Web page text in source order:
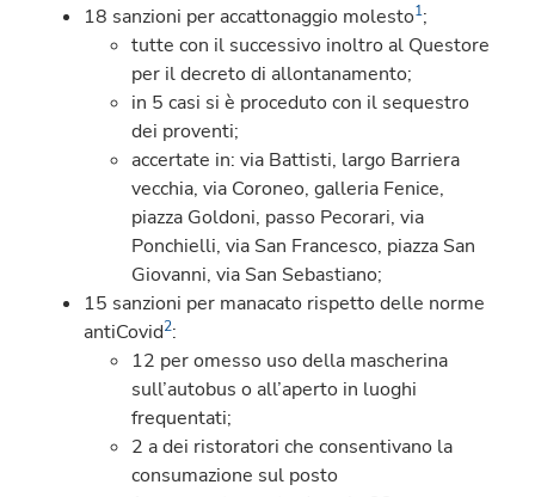
18 sanzioni per accattonaggio molesto1;
tutte con il successivo inoltro al Questore
per il decreto di allontanamento;
in 5 casi si è proceduto con il sequestro
dei proventi;
accertate in: via Battisti, largo Barriera
vecchia, via Coroneo, galleria Fenice,
piazza Goldoni, passo Pecorari, via
Ponchielli, via San Francesco, piazza San
Giovanni, via San Sebastiano;
15 sanzioni per manacato rispetto delle norme
antiCovid2:
12 per omesso uso della mascherina
sull’autobus o all’aperto in luoghi
frequentati;
2 a dei ristoratori che consentivano la
consumazione sul posto